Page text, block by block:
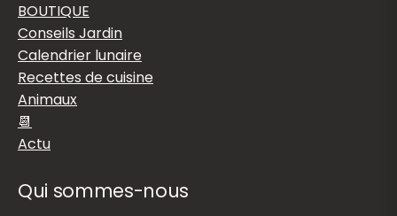
BOUTIQUE
Conseils Jardin
Calendrier lunaire
Recettes de cuisine
Animaux
📆
Actu
Qui sommes-nous